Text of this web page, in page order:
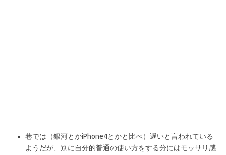
巷では（銀河とかiPhone4とかと比べ）遅いと言われている
ようだが、別に自分的普通の使い方をする分にはモッサリ感